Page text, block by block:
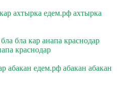
ахтырка едем.рф ахтырка
бла кар анапа краснодар
краснодар
абакан едем.рф абакан абакан